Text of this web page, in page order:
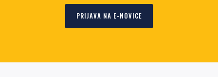
PRIJAVA NA E-NOVICE